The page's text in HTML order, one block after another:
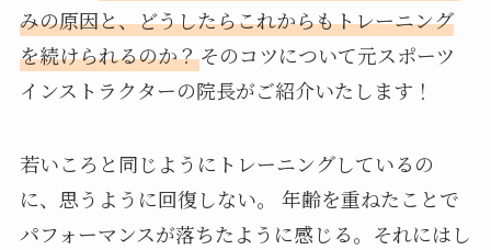
みの原因と、どうしたらこれからもトレーニング
を続けられるのか？そのコツについて元スポーツ
インストラクターの院長がご紹介いたします！
若いころと同じようにトレーニングしているの
に、思うように回復しない。 年齢を重ねたことで
パフォーマンスが落ちたように感じる。それにはし